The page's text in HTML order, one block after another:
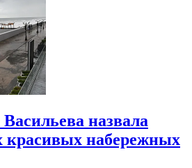
назвала
красивых набережных